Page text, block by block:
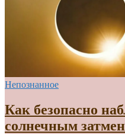
Непознанное
Как безопасно
солнечным